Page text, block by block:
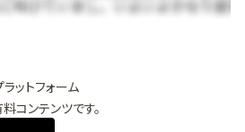
ットフォーム
料コンテンツです。